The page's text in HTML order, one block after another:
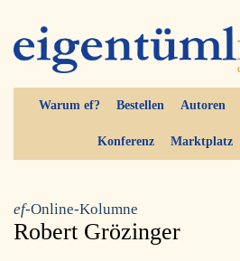
Warum ef? Bestellen Autoren
Konferenz Marktplatz
ef-Online-Kolumne
Robert Grözinger